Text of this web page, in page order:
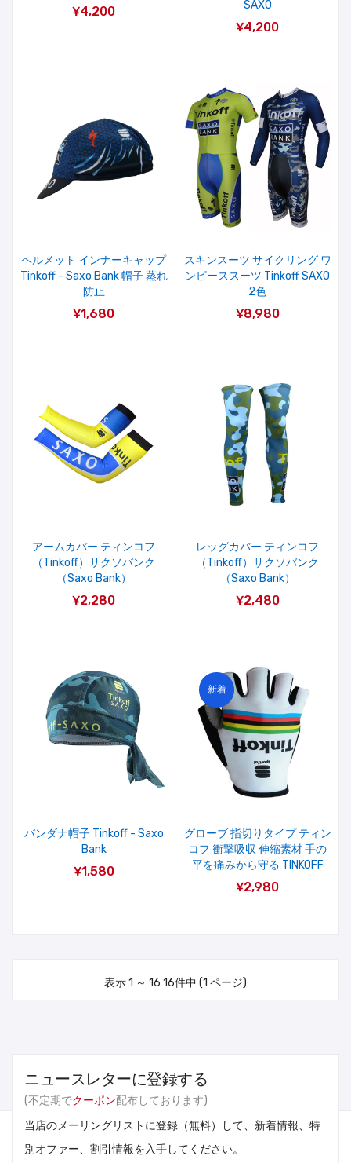
¥4,200 SAXO
¥4,200
ヘルメット インナーキャップ
Tinkoff - Saxo Bank 帽子 蒸れ
防止
¥1,680
スキンスーツ サイクリング ワ
ンピーススーツ Tinkoff SAXO
2色
¥8,980
アームカバー ティンコフ
（Tinkoff）サクソバンク
（saxo Bank）
¥2,280
レッグカバー ティンコフ
（Tinkoff）サクソバンク
（saxo Bank）
¥2,480
バンダナ帽子 Tinkoff - Saxo
Bank
¥1,580
新着
グローブ 指切りタイプ ティン
コフ 衝撃吸収 伸縮素材 手の
平を痛みから守る TINKOFF
¥2,980
表示 1 ～ 16 16件中 (1 ページ)
ニュースレターに登録する
(不定期でクーポン配布しております)
当店のメーリングリストに登録（無料）して、新着情報、特
別オファー、割引情報を入手してください。